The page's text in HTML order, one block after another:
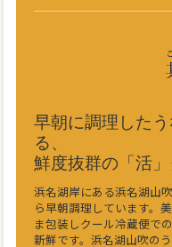
早朝に調理した
る、
鮮度抜群の「活
浜名湖岸にある浜名湖山
ら早朝調理しています。
ま包装しクール冷蔵便で
新鮮です。浜名湖山吹の